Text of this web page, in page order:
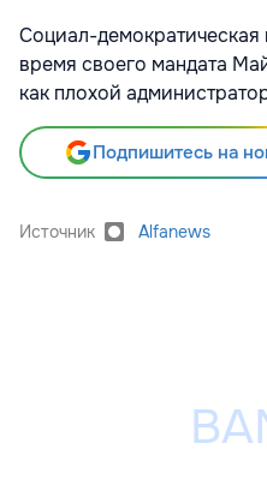
Социал-демократическая
время своего мандата
как плохой
Подпишитесь на
Источник Alfanews